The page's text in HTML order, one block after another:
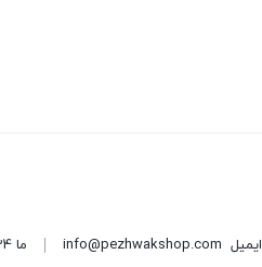
ایمیل info@pezhwakshop.com ما 24 ساعته 7 روز هفته پاسخگوی شما هستیم.